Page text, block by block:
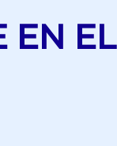
EN EL